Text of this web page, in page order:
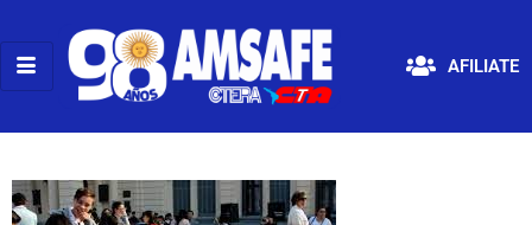
AFILIATE